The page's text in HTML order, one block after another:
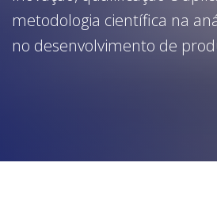
metodologia científica na
no desenvolvimento de